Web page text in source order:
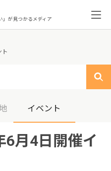
」が見つかるメディア
ト
イベント
6月4日開催イ